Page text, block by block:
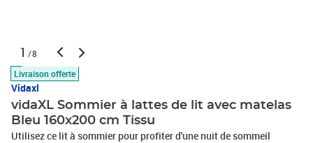
1 /8
Livraison offerte
Vidaxl
vidaXL Sommier à lattes de lit avec matelas
Bleu 160x200 cm Tissu
Utilisez ce lit à sommier pour profiter d'une nuit de sommeil